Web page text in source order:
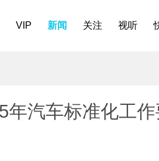
VIP 新闻 关注 视听
年汽车标准化工作